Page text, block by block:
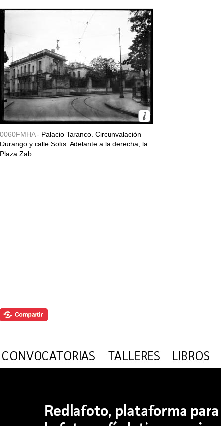
0060FMHA - Palacio Taranco. Circunvalación
Durango y calle Solís. Adelante a la derecha, la
Plaza Zab...